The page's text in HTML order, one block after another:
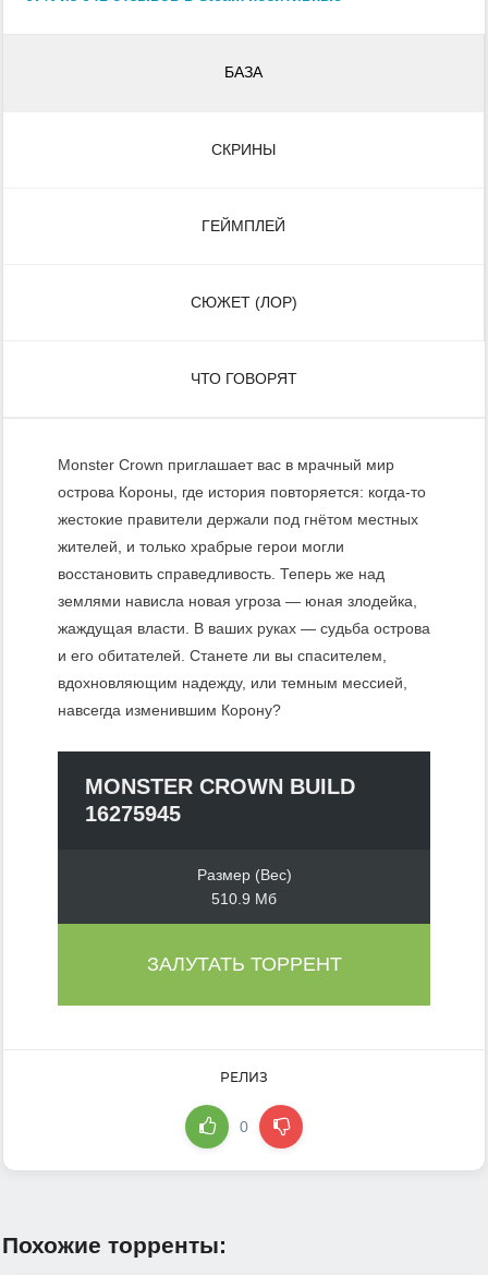
БАЗА
СКРИНЫ
ГЕЙМПЛЕЙ
СЮЖЕТ (ЛОР)
ЧТО ГОВОРЯТ
Monster Crown приглашает вас в мрачный мир
острова Короны, где история повторяется: когда-то
жестокие правители держали под гнётом местных
жителей, и только храбрые герои могли
восстановить справедливость. Теперь же над
землями нависла новая угроза — юная злодейка,
жаждущая власти. В ваших руках — судьба острова
и его обитателей. Станете ли вы спасителем,
вдохновляющим надежду, или темным мессией,
навсегда изменившим Корону?
MONSTER CROWN BUILD
16275945
Размер (Вес)
510.9 Мб
ЗАЛУТАТЬ ТОРРЕНТ
РЕЛИЗ
0
Похожие торренты: